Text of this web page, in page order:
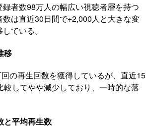
者数98万人の幅広い視聴者層を持つ
は直近30日間で+2,000人と大きな変
ている。
移
の再生回数を獲得しているが、直近15
較してやや減少しており、一時的な落
と平均再生数